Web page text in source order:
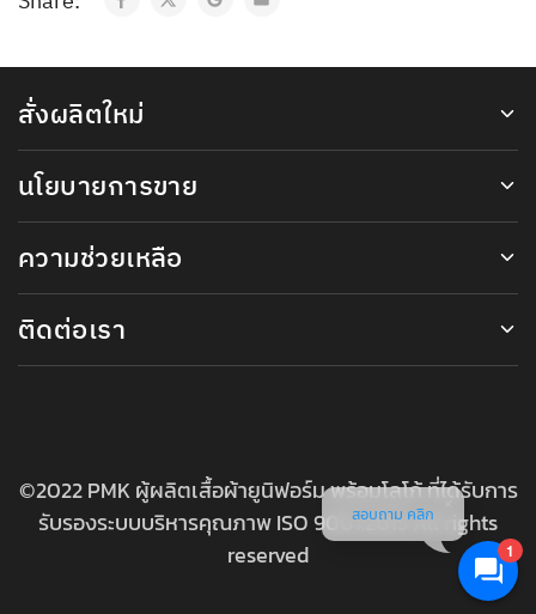
สั่งผลิตใหม่
นโยบายการขาย
ความช่วยเหลือ
ติดต่อเรา
©2022 PMK ผู้ผลิตเสื้อผ้ายูนิฟอร์ม พร้อมโลโก้ ที่ได้รับการ
รับรองระบบบริหารคุณภาพ ISO 9001:2015 All rights
reserved
1
สอบถาม คลิก